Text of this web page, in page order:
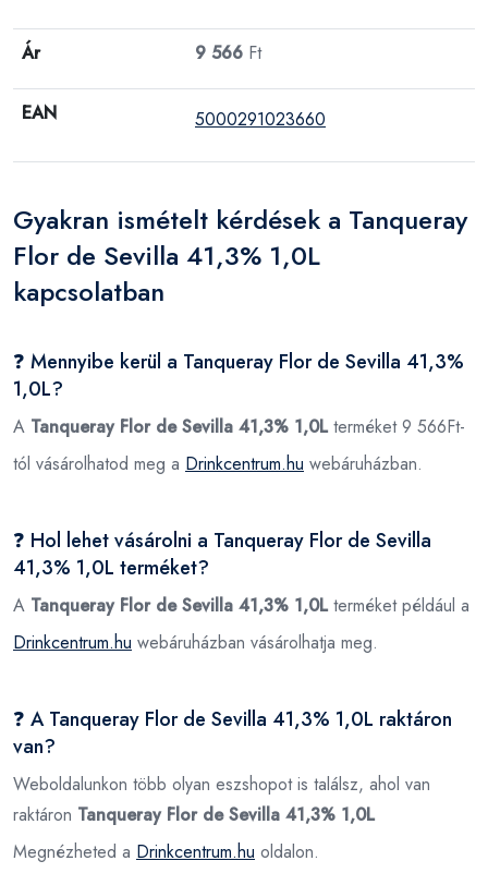
Ár 9 566 Ft
EAN 5000291023660
Gyakran ismételt kérdések a Tanqueray
Flor de Sevilla 41,3% 1,0L
kapcsolatban
❓ Mennyibe kerül a Tanqueray Flor de Sevilla 41,3%
1,0L?
A Tanqueray Flor de Sevilla 41,3% 1,0Lterméket 9 566Ft-
tól vásárolhatod meg a Drinkcentrum.hu webáruházban.
❓ Hol lehet vásárolni a Tanqueray Flor de Sevilla
41,3% 1,0L terméket?
A Tanqueray Flor de Sevilla 41,3% 1,0Lterméket például a
Drinkcentrum.hu webáruházban vásárolhatja meg.
❓ A Tanqueray Flor de Sevilla 41,3% 1,0L raktáron
van?
Weboldalunkon több olyan eszshopot is találsz, ahol van
raktáron Tanqueray Flor de Sevilla 41,3% 1,0L
Megnézheted a Drinkcentrum.hu oldalon.